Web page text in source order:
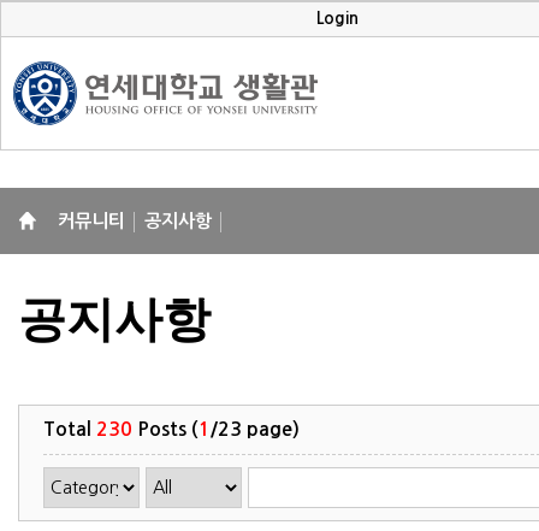
Login
커뮤니티 공지사항
공지사항
Total 230 Posts ( 1 /23 page)